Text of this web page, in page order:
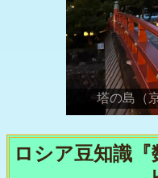
塔の島（
ロシア豆知識